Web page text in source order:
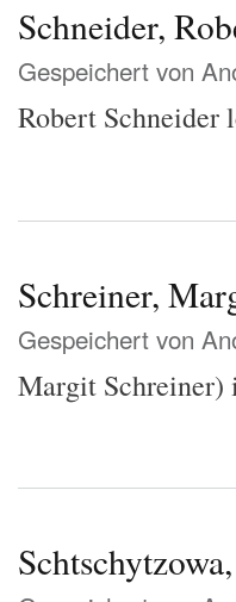
Schneider,
Gespeichert von
Robert Schneider
Schreiner,
Gespeichert von
Margit Schreiner)